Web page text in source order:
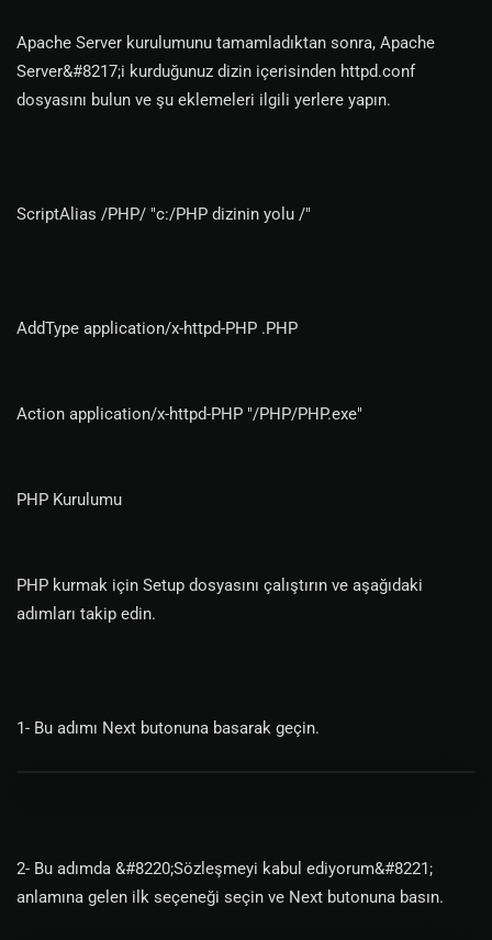
Apache Server kurulumunu tamamladıktan sonra, Apache
Server&#8217;i kurduğunuz dizin içerisinden httpd.conf
dosyasını bulun ve şu eklemeleri ilgili yerlere yapın.
ScriptAlias /PHP/ "c:/PHP dizinin yolu /"
AddType application/x-httpd-PHP .PHP
Action application/x-httpd-PHP "/PHP/PHP.exe"
PHP Kurulumu
PHP kurmak için Setup dosyasını çalıştırın ve aşağıdaki
adımları takip edin.
1- Bu adımı Next butonuna basarak geçin.
2- Bu adımda &#8220;Sözleşmeyi kabul ediyorum&#8221;
anlamına gelen ilk seçeneği seçin ve Next butonuna basın.